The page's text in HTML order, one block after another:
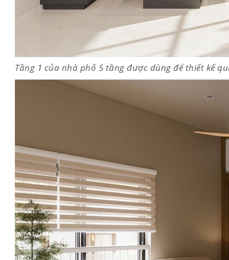
Tầng 1 của nhà phố 5 tầng được dùng để thiết kế